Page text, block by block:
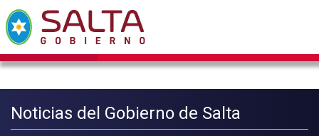
Noticias del Gobierno de Salta